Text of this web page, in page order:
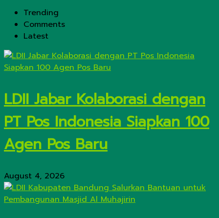
Trending
Comments
Latest
LDII Jabar Kolaborasi dengan
PT Pos Indonesia Siapkan 100
Agen Pos Baru
August 4, 2026